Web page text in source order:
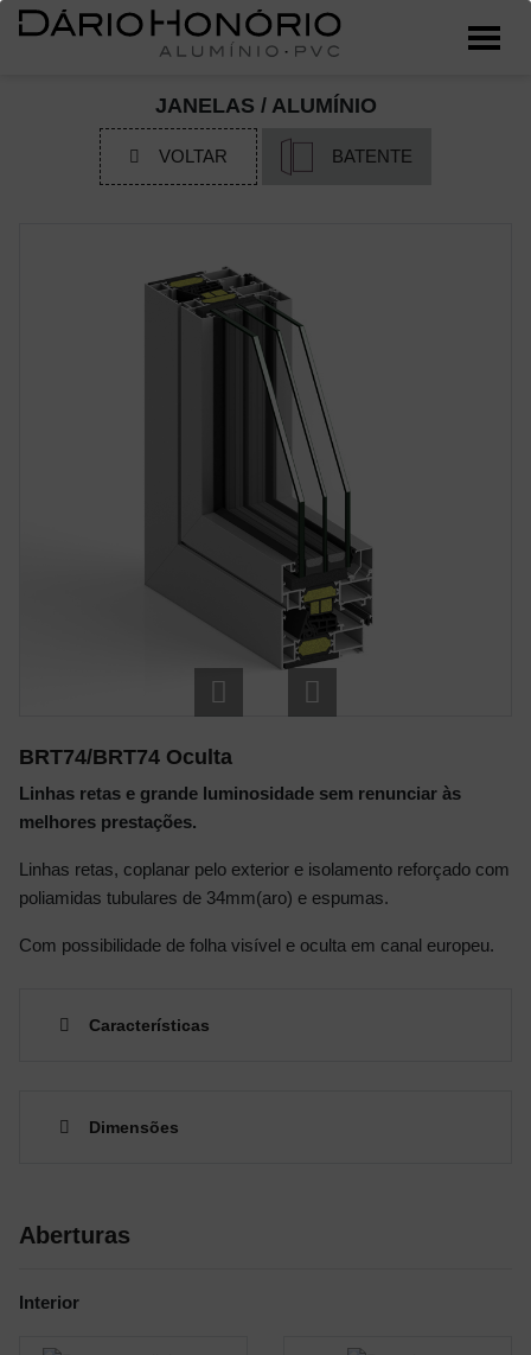
JANELAS / ALUMÍNIO
VOLTAR BATENTE
BRT74/BRT74 Oculta
Linhas retas e grande luminosidade sem renunciar às
melhores prestações.
Linhas retas, coplanar pelo exterior e isolamento reforçado com
poliamidas tubulares de 34mm(aro) e espumas.
Com possibilidade de folha visível e oculta em canal europeu.
Características
Dimensões
Aberturas
Interior